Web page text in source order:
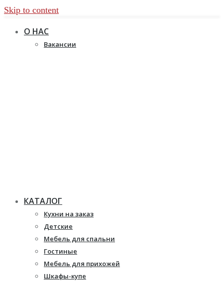
Skip to content
О НАС
Вакансии
КАТАЛОГ
Кухни на заказ
Детские
Мебель для спальни
Гостиные
Мебель для прихожей
Шкафы-купе